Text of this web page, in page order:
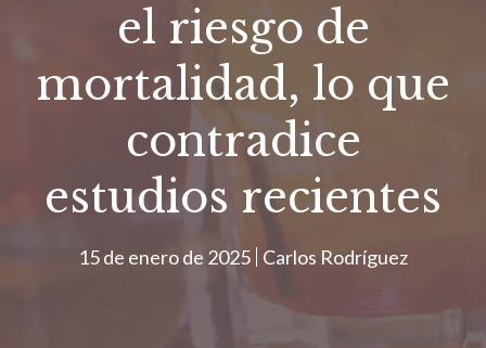
el riesgo de
mortalidad, lo que
contradice
estudios recientes
15 de enero de 2025 Carlos Rodríguez